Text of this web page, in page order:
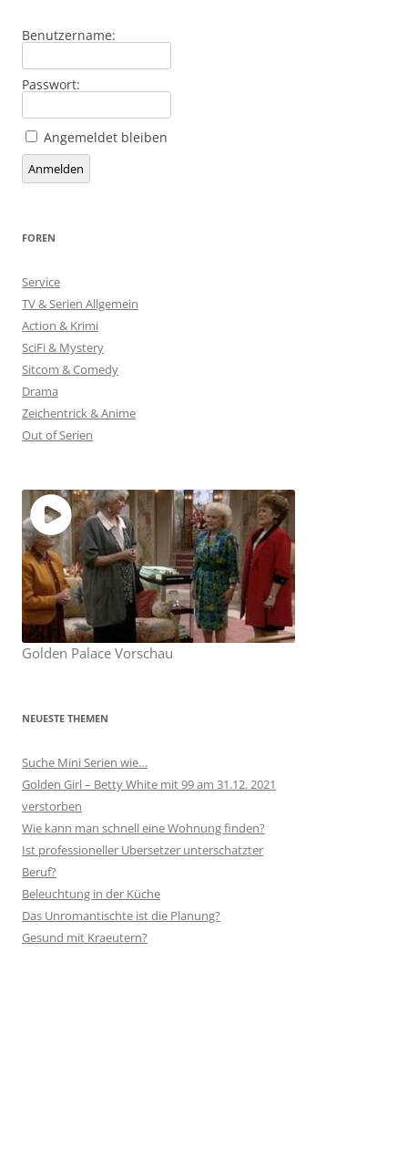
Benutzername:
Passwort:
Angemeldet bleiben
Alternative:
Anmelden
FOREN
Service
TV & Serien Allgemein
Action & Krimi
SciFi & Mystery
Sitcom & Comedy
Drama
Zeichentrick & Anime
Out of Serien
Golden Palace Vorschau
NEUESTE THEMEN
Suche Mini Serien wie…
Golden Girl – Betty White mit 99 am 31.12. 2021
verstorben
Wie kann man schnell eine Wohnung finden?
Ist professioneller Ubersetzer unterschatzter
Beruf?
Beleuchtung in der Küche
Das Unromantischte ist die Planung?
Gesund mit Kraeutern?